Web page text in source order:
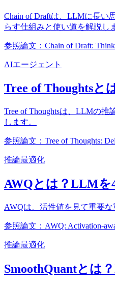
Chain of Draftは、LLMに長い
らす仕組みと使い道を解説し
参照論文：Chain of Draft:
AIエージェント
Tree of Thoughtsと
Tree of Thoughtsは、LLMの
します。
参照論文：Tree of Thoughts:
推論最適化
AWQとは？LLMを
AWQは、活性値を見て重要
参照論文：AWQ: Activation-
推論最適化
SmoothQuantとは